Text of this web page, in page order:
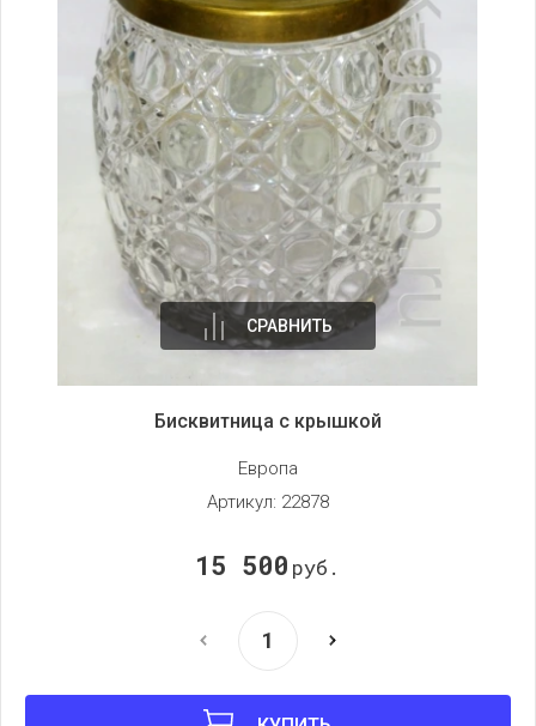
СРАВНИТЬ
Бисквитница с крышкой
Европа
Артикул: 22878
15 500 руб.